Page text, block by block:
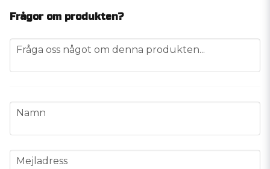
Frågor om produkten?
question
Fråga oss något om denna produkten...
name
Namn
email
Mejladress